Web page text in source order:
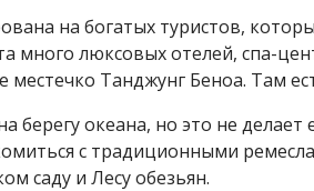
на богатых туристов,
много люксовых отелей, спа-
местечко Танджунг Беноа. Там
берегу океана, но это не
с традиционными
саду и Лесу обезьян.